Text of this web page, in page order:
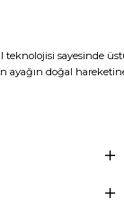
sayesinde
ayağın doğal